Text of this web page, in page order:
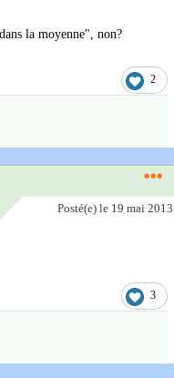
la moyenne", non?
2
Posté(e) le 19 mai 2013
3